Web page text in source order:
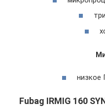
низкое
Fubag IRMIG 160